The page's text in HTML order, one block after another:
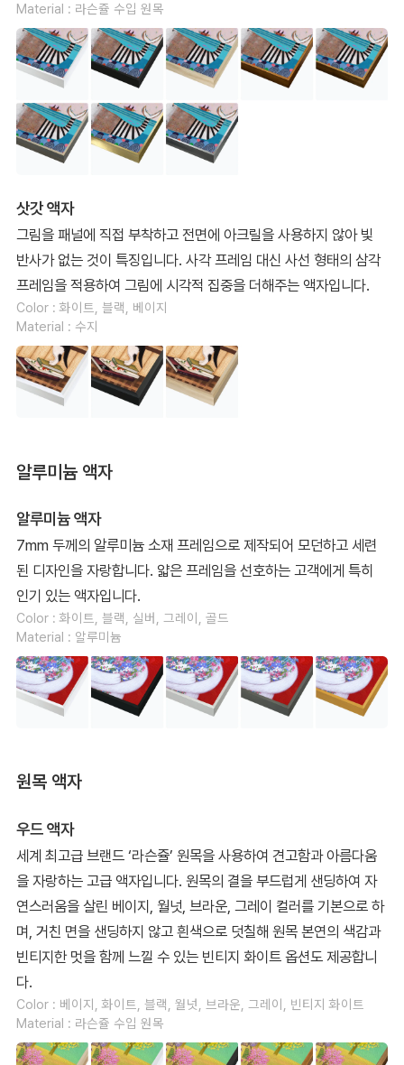
Material : 라슨쥴 수입 원목
삿갓 액자
그림을 패널에 직접 부착하고 전면에 아크릴을 사용하지 않아 빛
반사가 없는 것이 특징입니다. 사각 프레임 대신 사선 형태의 삼각
프레임을 적용하여 그림에 시각적 집중을 더해주는 액자입니다.
Color : 화이트, 블랙, 베이지
Material : 수지
알루미늄 액자
알루미늄 액자
7mm 두께의 알루미늄 소재 프레임으로 제작되어 모던하고 세련
된 디자인을 자랑합니다. 얇은 프레임을 선호하는 고객에게 특히
인기 있는 액자입니다.
Color : 화이트, 블랙, 실버, 그레이, 골드
Material : 알루미늄
원목 액자
우드 액자
세계 최고급 브랜드 ‘라슨쥴’ 원목을 사용하여 견고함과 아름다움
을 자랑하는 고급 액자입니다. 원목의 결을 부드럽게 샌딩하여 자
연스러움을 살린 베이지, 월넛, 브라운, 그레이 컬러를 기본으로 하
며, 거친 면을 샌딩하지 않고 흰색으로 덧칠해 원목 본연의 색감과
빈티지한 멋을 함께 느낄 수 있는 빈티지 화이트 옵션도 제공합니
다.
Color : 베이지, 화이트, 블랙, 월넛, 브라운, 그레이, 빈티지 화이트
Material : 라슨쥴 수입 원목